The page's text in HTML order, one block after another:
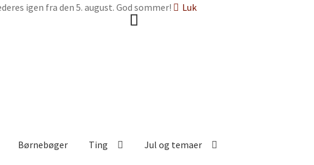
igen fra den 5. august. God sommer! Luk
Børnebøger Ting Jul og temaer